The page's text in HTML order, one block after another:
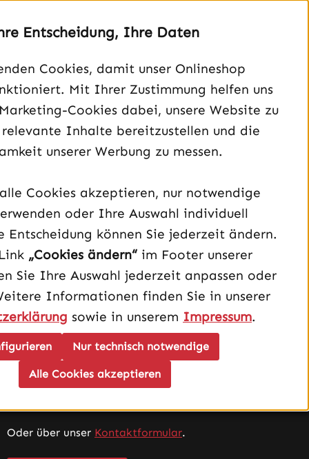
LP Gaming RGB
240mm 350W TDP
custom Faceplate
59,00 €
Preise inkl. MwSt. zzgl.
Jetzt konfigurieren
240mm 350W TDP
Regulärer Preis:
59,00 €
Preise inkl. MwSt. zzgl.
In den Warenkorb
Unterstützung und Beratung unter:
040 – 182 295 901
Oder über unser Kontaktformular.
Entscheidung, Ihre Daten
Cookies, damit unser Onlineshop
Mit Ihrer Zustimmung helfen uns
Cookies dabei, unsere Website zu
relevante Inhalte bereitzustellen und die
unserer Werbung zu messen.
Cookies akzeptieren, nur notwendige
oder Ihre Auswahl individuell
Entscheidung können Sie jederzeit ändern.
„Cookies ändern“im Footer unserer
Sie Ihre Auswahl jederzeit anpassen oder
Informationen finden Sie in unserer
sowie in unserem Impressum.
Nur technisch notwendige
Alle Cookies akzeptieren